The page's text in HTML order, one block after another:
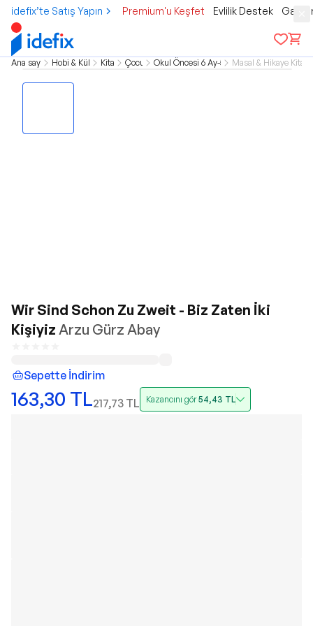
idefix’te Satış Yapın Premium'u Keşfet Evlilik Destek
Ana sayfa Hobi & Kültür Kitap Çocuk Okul Öncesi 6 Ay-5 YaşMasal & Hikaye
Wir Sind Schon Zu Zweit - Biz Zaten İki
Kişiyiz Arzu Gürz Abay
Sepette İndirim
163,30 TL217,73 TL Kazancını gör54,43 TL